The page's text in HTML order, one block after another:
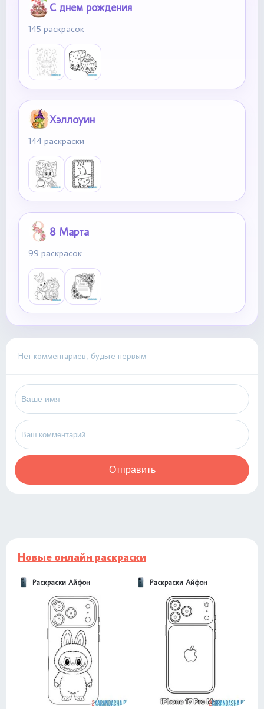
С днем рождения
145 раскрасок
Хэллоуин
144 раскраски
8 Марта
99 раскрасок
Нет комментариев, будьте первым
Отправить
Новые онлайн раскраски
Раскраски Айфон Раскраски Айфон